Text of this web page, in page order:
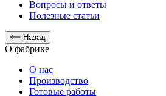
Вопросы и ответы
Полезные статьи
Назад
О фабрике
О нас
Производство
Готовые работы